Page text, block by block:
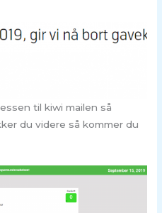
til kiwi mailen så
du videre så kommer du